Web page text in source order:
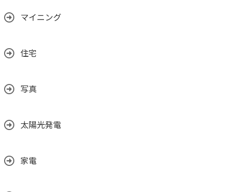
マイニング
住宅
写真
太陽光発電
家電